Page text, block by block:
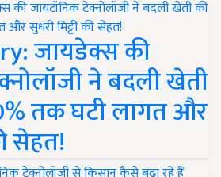
जायडेक्स की
ने बदली खेती
तक घटी लागत और
सेहत!